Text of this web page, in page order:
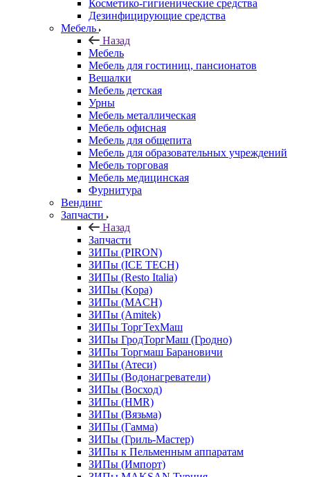
Косметико-гигиенические средства
Дезинфицирующие средства
Мебель
Назад
Мебель
Мебель для гостиниц, пансионатов
Вешалки
Мебель детская
Урны
Мебель металлическая
Мебель офисная
Мебель для общепита
Мебель для образовательных учреждений
Мебель торговая
Мебель медицинская
Фурнитура
Вендинг
Запчасти
Назад
Запчасти
ЗИПы (PIRON)
ЗИПы (ICE TECH)
ЗИПы (Resto Italia)
ЗИПы (Kopa)
ЗИПы (MACH)
ЗИПы (Amitek)
ЗИПы ТоргТехМаш
ЗИПы ГродТоргМаш (Гродно)
ЗИПы Торгмаш Барановичи
ЗИПы (Атеси)
ЗИПы (Водонагреватели)
ЗИПы (Восход)
ЗИПы (HMR)
ЗИПы (Вязьма)
ЗИПы (Гамма)
ЗИПы (Гриль-Мастер)
ЗИПы к Пельменным аппаратам
ЗИПы (Импорт)